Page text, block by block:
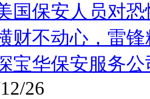
国保安人员对
财不动心，雷
宝华保安服务
26